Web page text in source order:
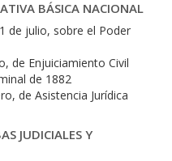
BÁSICA NACIONAL
de julio, sobre el Poder
de Enjuiciamiento Civil
de 1882
de Asistencia Jurídica
JUDICIALES Y